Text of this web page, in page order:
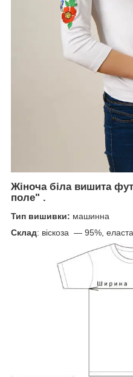
Жіноча біла вишита
поле" .
Тип вишивки: машинна
Склад: віскоза ― 95%,